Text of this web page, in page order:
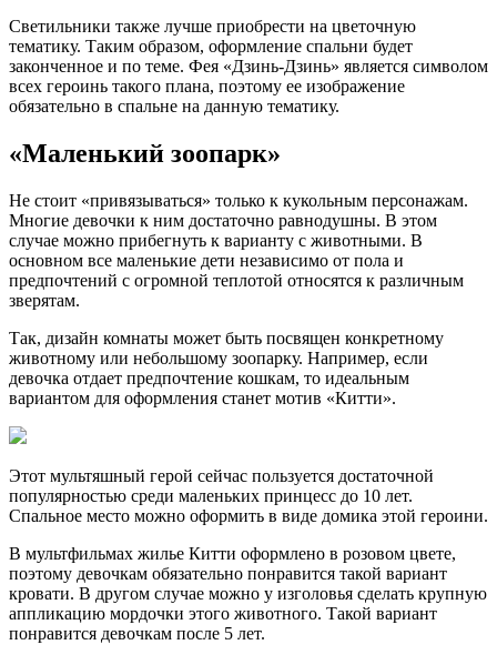
Светильники также лучше приобрести на цветочную
тематику. Таким образом, оформление спальни будет
законченное и по теме. Фея «Дзинь-Дзинь» является символом
всех героинь такого плана, поэтому ее изображение
обязательно в спальне на данную тематику.
«Маленький зоопарк»
Не стоит «привязываться» только к кукольным персонажам.
Многие девочки к ним достаточно равнодушны. В этом
случае можно прибегнуть к варианту с животными. В
основном все маленькие дети независимо от пола и
предпочтений с огромной теплотой относятся к различным
зверятам.
Так, дизайн комнаты может быть посвящен конкретному
животному или небольшому зоопарку. Например, если
девочка отдает предпочтение кошкам, то идеальным
вариантом для оформления станет мотив «Китти».
Этот мультяшный герой сейчас пользуется достаточной
популярностью среди маленьких принцесс до 10 лет.
Спальное место можно оформить в виде домика этой героини.
В мультфильмах жилье Китти оформлено в розовом цвете,
поэтому девочкам обязательно понравится такой вариант
кровати. В другом случае можно у изголовья сделать крупную
аппликацию мордочки этого животного. Такой вариант
понравится девочкам после 5 лет.